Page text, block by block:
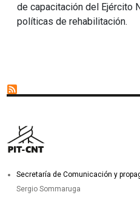
de capacitación del Ejército
políticas de rehabilitación.
Secretaría de Comunicación y
Sergio Sommaruga